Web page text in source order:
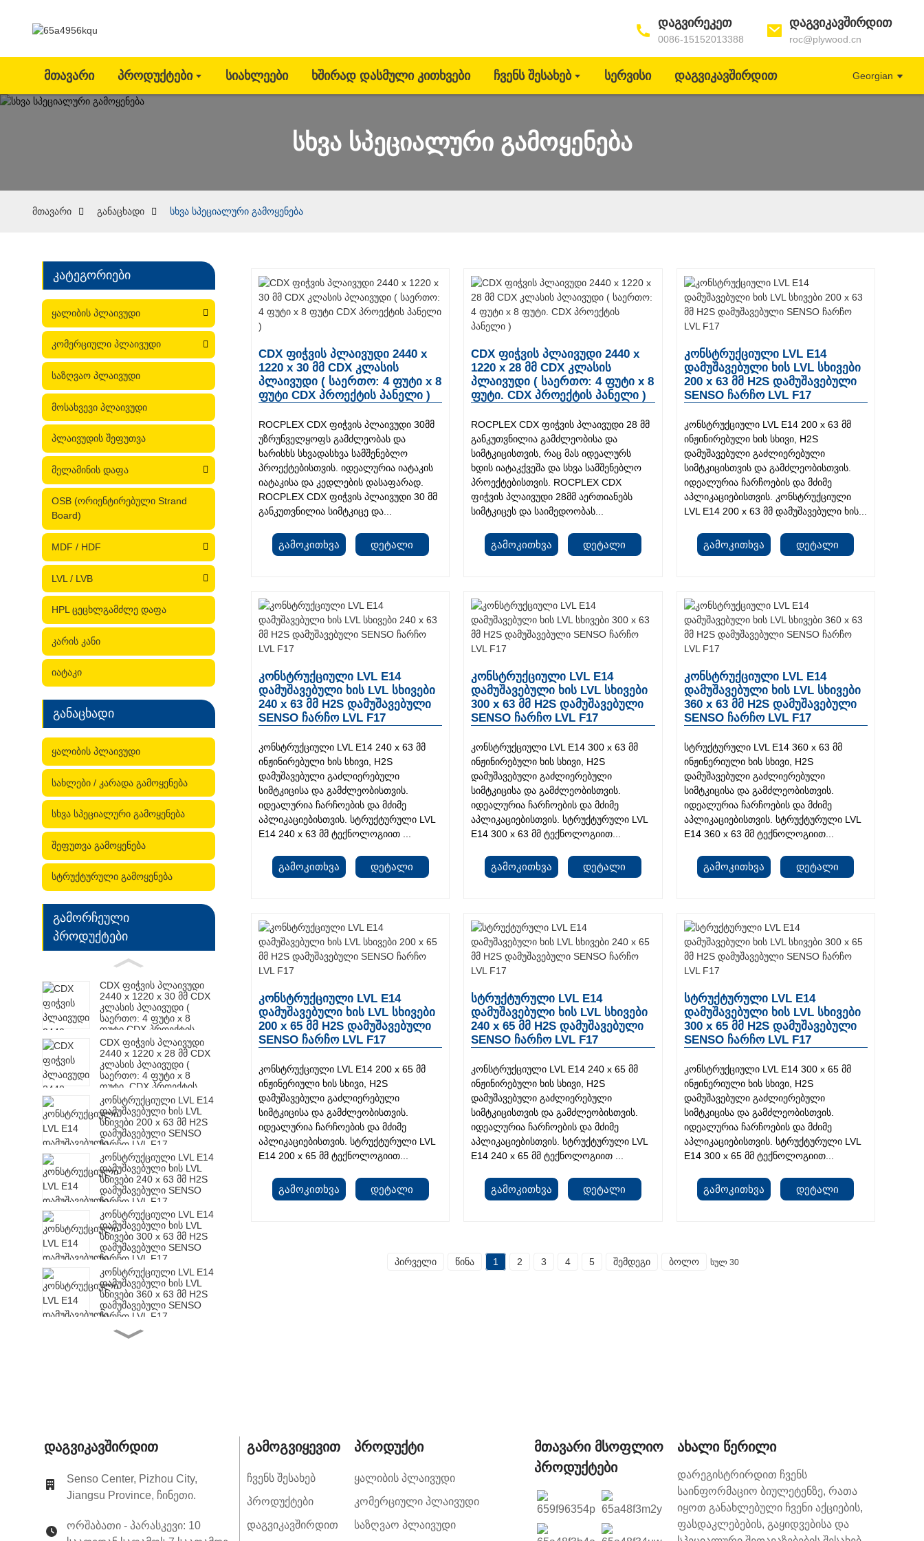
Დაგვირეკეთ
0086-15152013388
Დაგვიკავშირდით
roc@plywood.cn
Მთავარი Პროდუქტები Სიახლეები Ხშირად Დასმული Კითხვები Ჩვენს Შესახებ Სერვისი Დაგვიკავშირდით Georgian
სხვა სპეციალური გამოყენება
მთავარი განაცხადი სხვა სპეციალური გამოყენება
კატეგორიები
ყალიბის პლაივუდი
კომერციული პლაივუდი
საზღვაო პლაივუდი
მოსახვევი პლაივუდი
პლაივუდის შეფუთვა
მელამინის დაფა
OSB (ორიენტირებული Strand
Board)
MDF / HDF
LVL / LVB
HPL ცეცხლგამძლე დაფა
კარის კანი
იატაკი
განაცხადი
ყალიბის პლაივუდი
სახლები / კარადა გამოყენება
სხვა სპეციალური გამოყენება
შეფუთვა გამოყენება
სტრუქტურული გამოყენება
გამორჩეული
პროდუქტები
CDX ფიჭვის პლაივუდი
2440 x 1220 x 30 მმ CDX
კლასის პლაივუდი (
საერთო: 4 ფუტი x 8
ფუტი CDX პროექტის
პანელი )
CDX ფიჭვის პლაივუდი
2440 x 1220 x 28 მმ CDX
კლასის პლაივუდი (
საერთო: 4 ფუტი x 8
ფუტი. CDX პროექტის
პანელი )
კონსტრუქციული LVL E14
დამუშავებული ხის LVL
სხივები 200 x 63 მმ H2S
დამუშავებული SENSO
ჩარჩო LVL F17
კონსტრუქციული LVL E14
დამუშავებული ხის LVL
სხივები 240 x 63 მმ H2S
დამუშავებული SENSO
ჩარჩო LVL F17
კონსტრუქციული LVL E14
დამუშავებული ხის LVL
სხივები 300 x 63 მმ H2S
დამუშავებული SENSO
ჩარჩო LVL F17
კონსტრუქციული LVL E14
დამუშავებული ხის LVL
სხივები 360 x 63 მმ H2S
დამუშავებული SENSO
ჩარჩო LVL F17
კონსტრუქციული LVL E14
დამუშავებული ხის LVL
სტრუქტურული LVL E14
დამუშავებული ხის LVL
დამუშავებული SENSO
ჩარჩო LVL F17
კონსტრუქციული LVL E14
სხივები 360 x 65 მმ H2S
დამუშავებული SENSO
CDX ფიჭვის პლაივუდი 2440 x
1220 x 30 მმ CDX კლასის
პლაივუდი ( საერთო: 4 ფუტი x 8
ფუტი CDX პროექტის პანელი )
ROCPLEX CDX ფიჭვის პლაივუდი 30მმ
უზრუნველყოფს გამძლეობას და
ხარისხს სხვადასხვა სამშენებლო
პროექტებისთვის. იდეალურია იატაკის
იატაკისა და კედლების დასაფარად.
ROCPLEX CDX ფიჭვის პლაივუდი 30 მმ
განკუთვნილია სიმტკიცე და...
Გამოკითხვა Დეტალი
CDX ფიჭვის პლაივუდი 2440 x
1220 x 28 მმ CDX კლასის
პლაივუდი ( საერთო: 4 ფუტი x 8
ფუტი. CDX პროექტის პანელი )
ROCPLEX CDX ფიჭვის პლაივუდი 28 მმ
განკუთვნილია გამძლეობისა და
სიმტკიცისთვის, რაც მას იდეალურს
ხდის იატაკქვეშა და სხვა სამშენებლო
პროექტებისთვის. ROCPLEX CDX
ფიჭვის პლაივუდი 28მმ აერთიანებს
სიმტკიცეს და საიმედოობას...
Გამოკითხვა Დეტალი
კონსტრუქციული LVL E14
დამუშავებული ხის LVL სხივები
200 x 63 მმ H2S დამუშავებული
SENSO ჩარჩო LVL F17
კონსტრუქციული LVL E14 200 x 63 მმ
ინჟინირებული ხის სხივი, H2S
დამუშავებული გაძლიერებული
სიმტკიცისთვის და გამძლეობისთვის.
იდეალურია ჩარჩოების და მძიმე
აპლიკაციებისთვის. კონსტრუქციული
LVL E14 200 x 63 მმ დამუშავებული ხის...
Გამოკითხვა Დეტალი
კონსტრუქციული LVL E14
დამუშავებული ხის LVL სხივები
240 x 63 მმ H2S დამუშავებული
SENSO ჩარჩო LVL F17
კონსტრუქციული LVL E14 240 x 63 მმ
ინჟინირებული ხის სხივი, H2S
დამუშავებული გაძლიერებული
სიმტკიცისა და გამძლეობისთვის.
იდეალურია ჩარჩოების და მძიმე
აპლიკაციებისთვის. სტრუქტურული LVL
E14 240 x 63 მმ ტექნოლოგიით ...
Გამოკითხვა Დეტალი
კონსტრუქციული LVL E14
დამუშავებული ხის LVL სხივები
300 x 63 მმ H2S დამუშავებული
SENSO ჩარჩო LVL F17
კონსტრუქციული LVL E14 300 x 63 მმ
ინჟინირებული ხის სხივი, H2S
დამუშავებული გაძლიერებული
სიმტკიცისა და გამძლეობისთვის.
იდეალურია ჩარჩოების და მძიმე
აპლიკაციებისთვის. სტრუქტურული LVL
E14 300 x 63 მმ ტექნოლოგიით...
Გამოკითხვა Დეტალი
კონსტრუქციული LVL E14
დამუშავებული ხის LVL სხივები
360 x 63 მმ H2S დამუშავებული
SENSO ჩარჩო LVL F17
სტრუქტურული LVL E14 360 x 63 მმ
ინჟინერიული ხის სხივი, H2S
დამუშავებული გაძლიერებული
სიმტკიცისა და გამძლეობისთვის.
იდეალურია ჩარჩოების და მძიმე
აპლიკაციებისთვის. სტრუქტურული LVL
E14 360 x 63 მმ ტექნოლოგიით...
Გამოკითხვა Დეტალი
კონსტრუქციული LVL E14
დამუშავებული ხის LVL სხივები
200 x 65 მმ H2S დამუშავებული
SENSO ჩარჩო LVL F17
კონსტრუქციული LVL E14 200 x 65 მმ
ინჟინერიული ხის სხივი, H2S
დამუშავებული გაძლიერებული
სიმტკიცისა და გამძლეობისთვის.
იდეალურია ჩარჩოების და მძიმე
აპლიკაციებისთვის. სტრუქტურული LVL
E14 200 x 65 მმ ტექნოლოგიით...
Გამოკითხვა Დეტალი
სტრუქტურული LVL E14
დამუშავებული ხის LVL სხივები
240 x 65 მმ H2S დამუშავებული
SENSO ჩარჩო LVL F17
კონსტრუქციული LVL E14 240 x 65 მმ
ინჟინირებული ხის სხივი, H2S
დამუშავებული გაძლიერებული
სიმტკიცისთვის და გამძლეობისთვის.
იდეალურია ჩარჩოების და მძიმე
აპლიკაციებისთვის. სტრუქტურული LVL
E14 240 x 65 მმ ტექნოლოგიით ...
Გამოკითხვა Დეტალი
სტრუქტურული LVL E14
დამუშავებული ხის LVL სხივები
300 x 65 მმ H2S დამუშავებული
SENSO ჩარჩო LVL F17
კონსტრუქციული LVL E14 300 x 65 მმ
ინჟინერიული ხის სხივი, H2S
დამუშავებული გაძლიერებული
სიმტკიცისა და გამძლეობისთვის.
იდეალურია ჩარჩოების და მძიმე
აპლიკაციებისთვის. სტრუქტურული LVL
E14 300 x 65 მმ ტექნოლოგიით...
Გამოკითხვა Დეტალი
პირველი წინა 1 2 3 4 5 შემდეგი ბოლო სულ 30
Დაგვიკავშირდით
Senso Center, Pizhou City,
Jiangsu Province, ჩინეთი.
ორშაბათი - პარასკევი: 10
Გამოგვიყევით
Ჩვენს Შესახებ
Პროდუქტები
Დაგვიკავშირდით
Პროდუქტი
Ყალიბის Პლაივუდი
Კომერციული Პლაივუდი
Საზღვაო Პლაივუდი
Მთავარი Მსოფლიო
Პროდუქტები
Ახალი Წერილი
დარეგისტრირდით ჩვენს
საინფორმაციო ბიულეტენზე, რათა
იყოთ განახლებული ჩვენი აქციების,
ფასდაკლებების, გაყიდვებისა და